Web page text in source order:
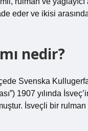
eder ve ikisi
nedir?
Svenska
1907 yılında
İsveçli bir